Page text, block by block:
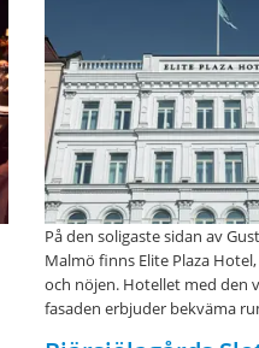
På den soligaste sidan av
Malmö finns Elite Plaza
och nöjen. Hotellet med den
fasaden erbjuder bekväma